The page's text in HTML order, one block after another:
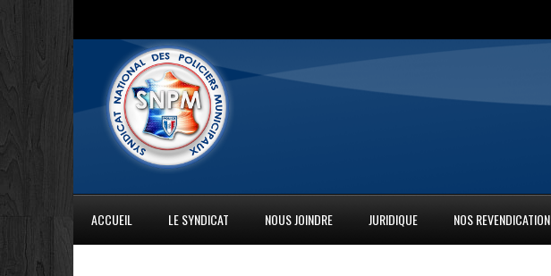
ACCUEIL LE SYNDICAT NOUS JOINDRE JURIDIQUE NOS